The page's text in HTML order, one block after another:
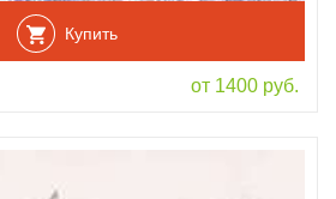
Купить
от 1400 руб.